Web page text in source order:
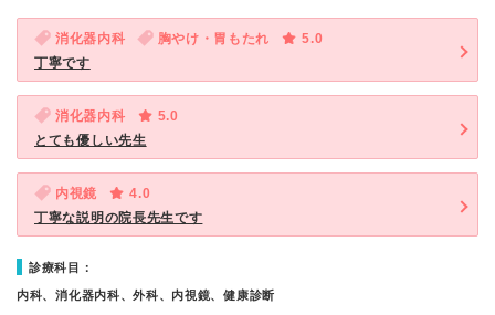
消化器内科 胸やけ・胃もたれ
5.0
丁寧です
消化器内科
5.0
とても優しい先生
内視鏡
4.0
丁寧な説明の院長先生です
診療科目：
内科、消化器内科、外科、内視鏡、健康診断